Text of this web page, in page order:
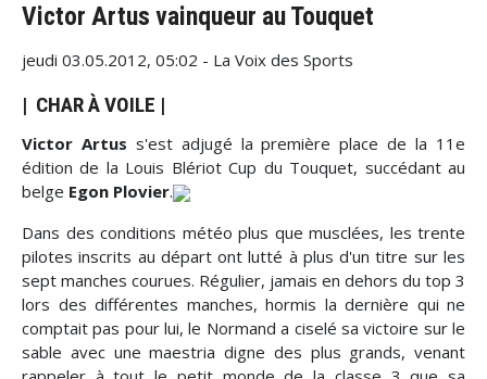
Victor Artus vainqueur au Touquet
jeudi 03.05.2012, 05:02 - La Voix des Sports
| CHAR À VOILE |
Victor Artus s'est adjugé la première place de la 11e
édition de la Louis Blériot Cup du Touquet, succédant au
belge Egon Plovier.
Dans des conditions météo plus que musclées, les trente
pilotes inscrits au départ ont lutté à plus d'un titre sur les
sept manches courues. Régulier, jamais en dehors du top 3
lors des différentes manches, hormis la dernière qui ne
comptait pas pour lui, le Normand a ciselé sa victoire sur le
sable avec une maestria digne des plus grands, venant